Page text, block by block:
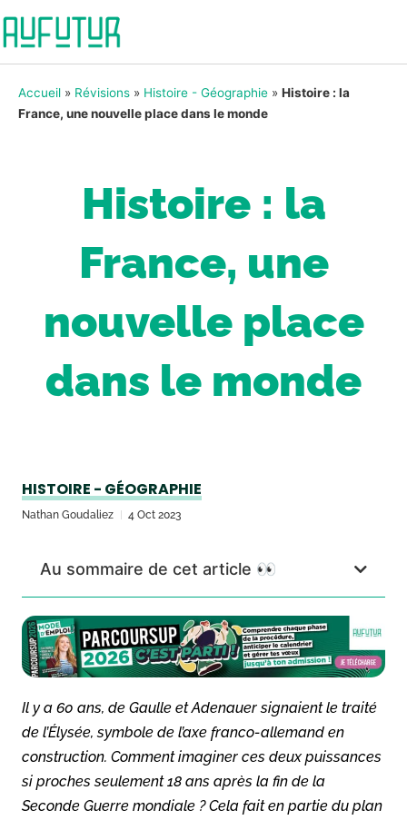
Accueil » Révisions » Histoire - Géographie » Histoire : la
France, une nouvelle place dans le monde
Histoire : la
France, une
nouvelle place
dans le monde
HISTOIRE - GÉOGRAPHIE
Nathan Goudaliez 4 Oct 2023
Au sommaire de cet article 👀
Il y a 60 ans, de Gaulle et Adenauer signaient le traité
de l’Élysée, symbole de l’axe franco-allemand en
construction. Comment imaginer ces deux puissances
si proches seulement 18 ans après la fin de la
Seconde Guerre mondiale ? Cela fait en partie du plan